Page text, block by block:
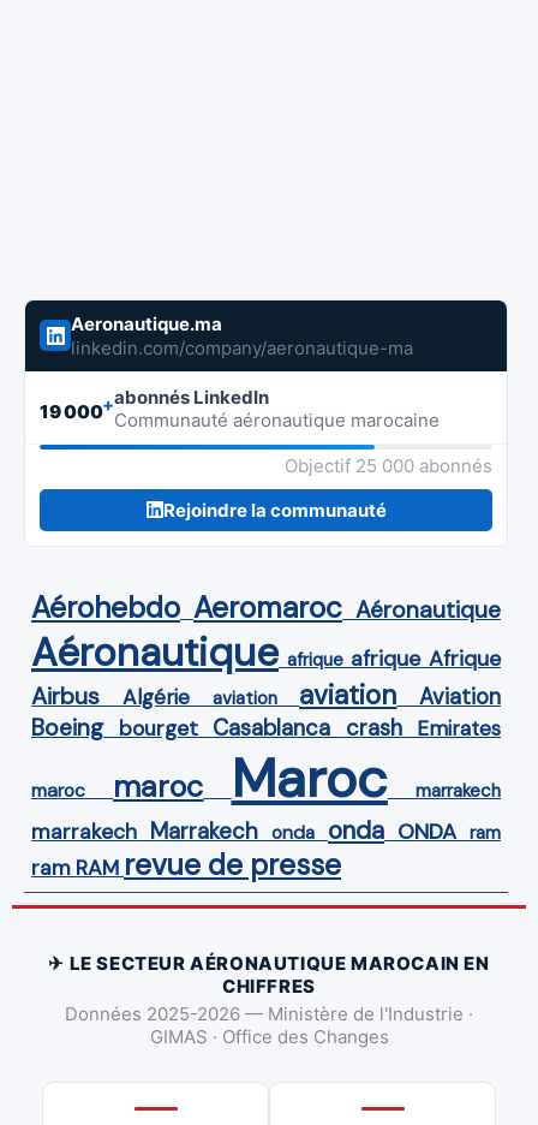
Aeronautique.ma
linkedin.com/company/aeronautique-ma
19 000+abonnés LinkedIn
Communauté aéronautique marocaine
Objectif 25 000 abonnés
Rejoindre la communauté
Aérohebdo Aeromaroc Aéronautique
Aéronautique afrique afrique Afrique
Airbus Algérie aviation aviation Aviation
Boeing bourget Casablanca crash Emirates
maroc maroc Maroc marrakech
marrakech Marrakech onda onda ONDA ram
ram RAM revue de presse
✈ LE SECTEUR AÉRONAUTIQUE MAROCAIN EN
CHIFFRES
Données 2025-2026 — Ministère de l'Industrie ·
GIMAS · Office des Changes